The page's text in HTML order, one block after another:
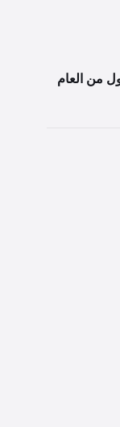
من العام